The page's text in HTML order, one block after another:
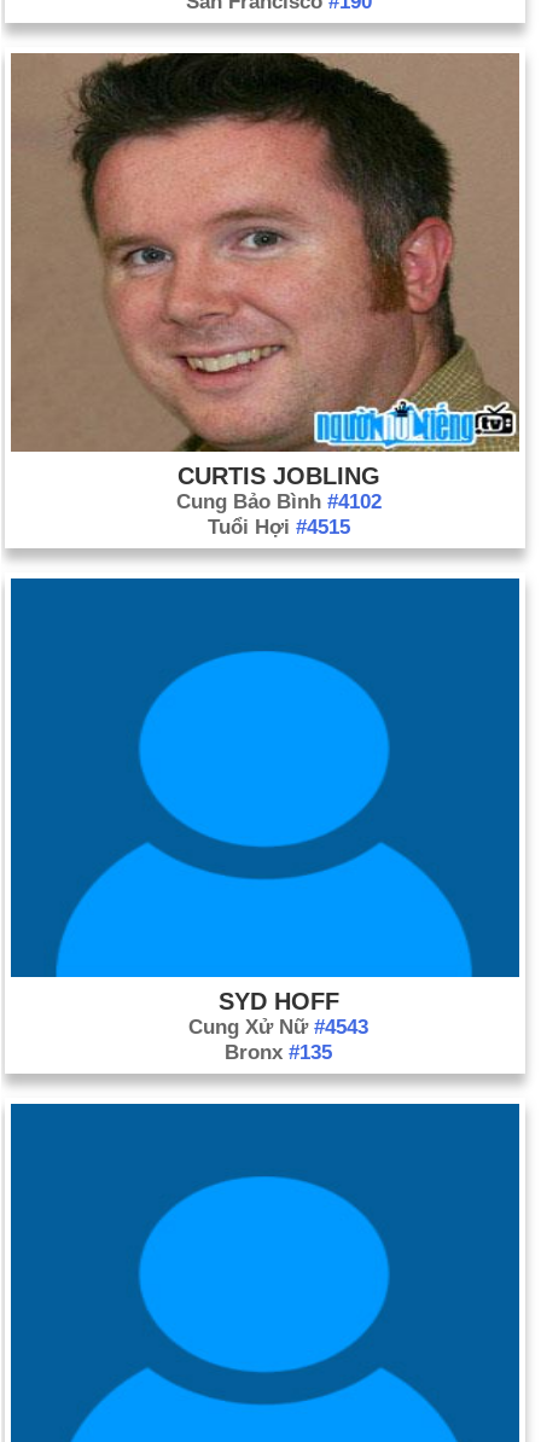
CURTIS JOBLING
Cung Bảo Bình #4102
Tuổi Hợi #4515
SYD HOFF
Cung Xử Nữ #4543
Bronx #135